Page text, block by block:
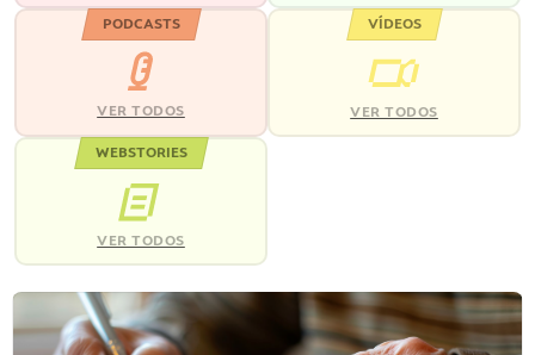
PODCASTS
VER TODOS
VÍDEOS
VER TODOS
WEBSTORIES
VER TODOS